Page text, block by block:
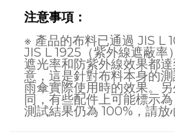
注意事項：
※ 產品的布料已通過 JIS L
JIS L 1925（紫外線遮蔽率
遮光率和防紫外線效果都
意，這是針對布料本身的
雨傘實際使用時的效果。
同，有些配件上可能標示
測試結果仍為 100%，請放